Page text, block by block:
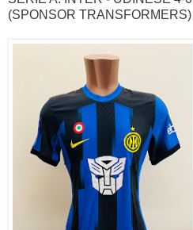
(SPONSOR TRANSFORMERS)